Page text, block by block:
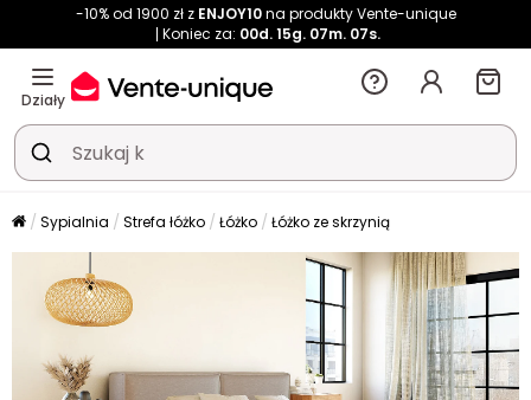
-10% od 1900 zł z ENJOY10na produkty Vente-unique
Koniec za: 00d. 15g. 07m. 07s.
Działy
Sypialnia Strefa łóżko Łóżko Łóżko ze skrzynią